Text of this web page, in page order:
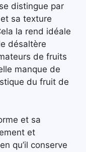
distingue par
sa texture
la rend idéale
désaltère
de fruits
manque de
du fruit de
et sa
et
qu’il conserve